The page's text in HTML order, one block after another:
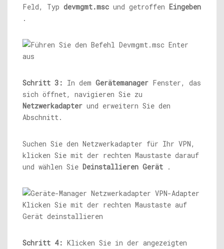
Feld, Typ devmgmt.msc und getroffen Eingeben
.
Schritt 3: In dem Gerätemanager Fenster, das
sich öffnet, navigieren Sie zu
Netzwerkadapter und erweitern Sie den
Abschnitt.
Suchen Sie den Netzwerkadapter für Ihr VPN,
klicken Sie mit der rechten Maustaste darauf
und wählen Sie Deinstallieren Gerät .
Schritt 4: Klicken Sie in der angezeigten